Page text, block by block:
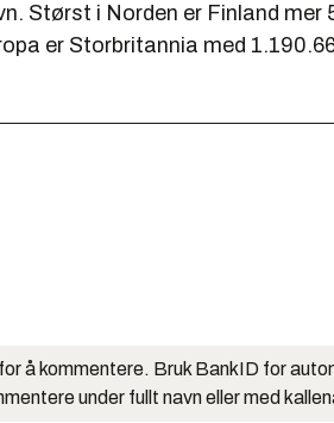
Størst i Norden er Finland mer
er Storbritannia med
å kommentere. Bruk BankID for
under fullt navn eller med